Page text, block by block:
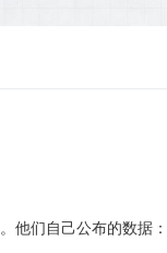
他们自己公布的数据：